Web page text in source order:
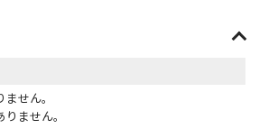
せん。
ません。